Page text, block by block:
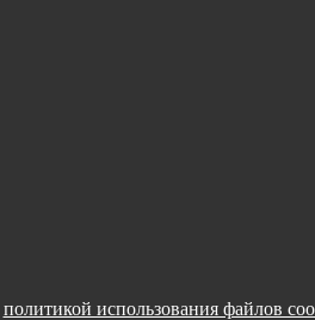
политикой использования файлов